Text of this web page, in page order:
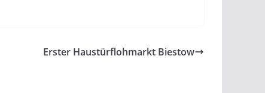
Erster Haustürflohmarkt Biestow